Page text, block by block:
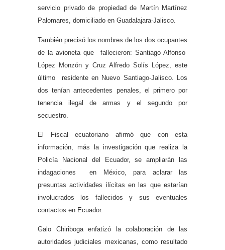
servicio privado de propiedad de Martín Martínez
Palomares, domiciliado en Guadalajara-Jalisco.
También precisó los nombres de los dos ocupantes
de la avioneta que fallecieron: Santiago Alfonso
López Monzón y Cruz Alfredo Solís López, este
último residente en Nuevo Santiago-Jalisco. Los
dos tenían antecedentes penales, el primero por
tenencia ilegal de armas y el segundo por
secuestro.
El Fiscal ecuatoriano afirmó que con esta
información, más la investigación que realiza la
Policía Nacional del Ecuador, se ampliarán las
indagaciones en México, para aclarar las
presuntas actividades ilícitas en las que estarían
involucrados los fallecidos y sus eventuales
contactos en Ecuador.
Galo Chiriboga enfatizó la colaboración de las
autoridades judiciales mexicanas, como resultado